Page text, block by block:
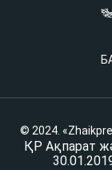
© 2024.
ҚР Ақпарат